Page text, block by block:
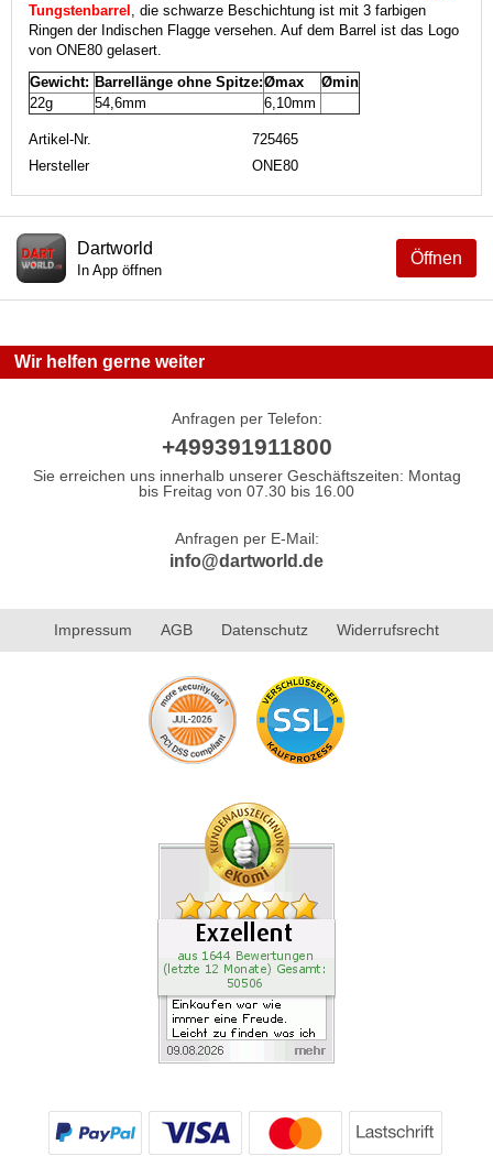
Tungstenbarrel , die schwarze Beschichtung ist mit 3 farbigen
Ringen der Indischen Flagge versehen. Auf dem Barrel ist das Logo
von ONE80 gelasert.
Gewicht: Barrellänge ohne Spitze:Ømax
Ømin
22g
54,6mm 6,10mm
Artikel-Nr.
725465
Hersteller
ONE80
Öffnen
Dartworld
In App öffnen
Wir helfen gerne weiter
Anfragen per Telefon:
+499391911800
Sie erreichen uns innerhalb unserer Geschäftszeiten: Montag
bis Freitag von 07.30 bis 16.00
Anfragen per E-Mail:
info@dartworld.de
Impressum AGB Datenschutz Widerrufsrecht